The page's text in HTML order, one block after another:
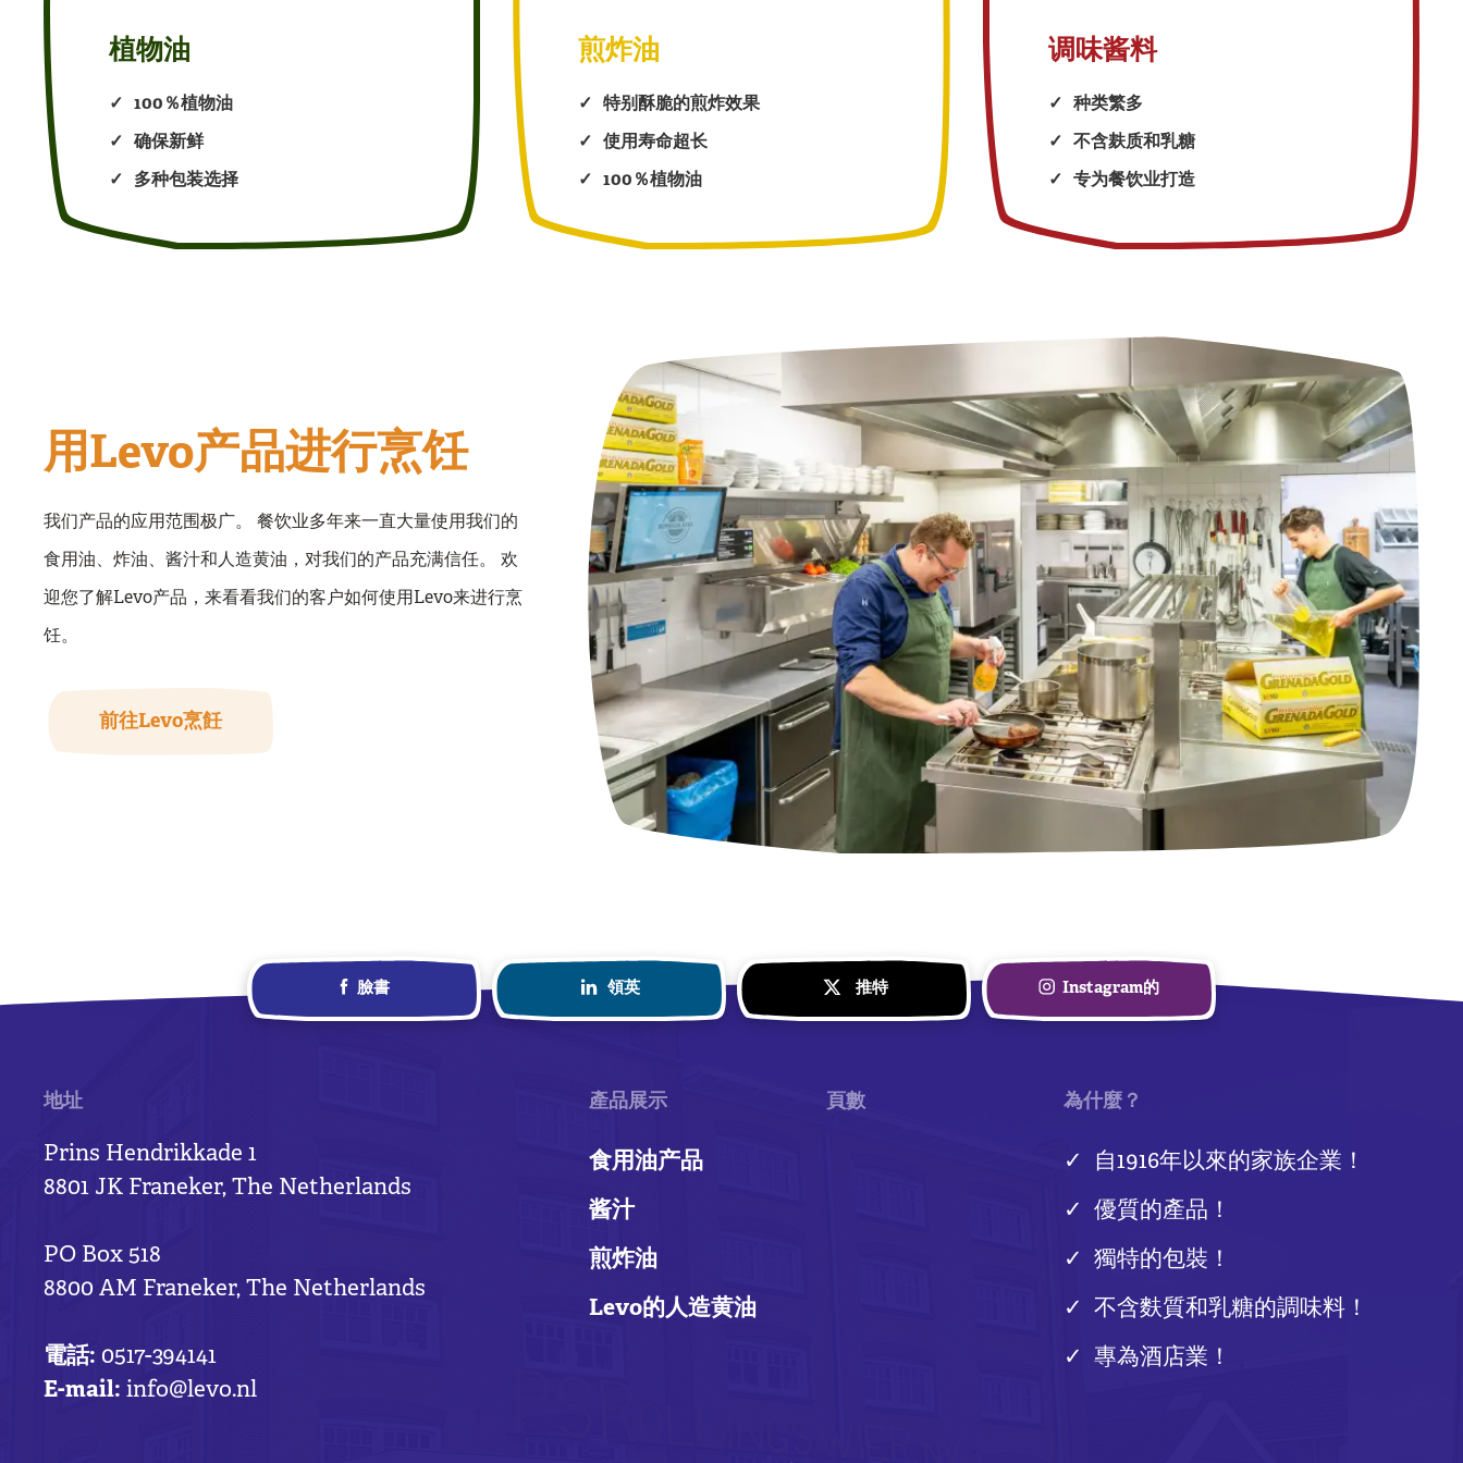
植物油
100％植物油
确保新鲜
多种包装选择
煎炸油
特别酥脆的煎炸效果
使用寿命超长
100％植物油
调味酱料
种类繁多
不含麸质和乳糖
专为餐饮业打造
用Levo产品进行烹饪
我们产品的应用范围极广。 餐饮业多年来一直大量使用我们的
食用油、炸油、酱汁和人造黄油，对我们的产品充满信任。 欢
迎您了解Levo产品，来看看我们的客户如何使用Levo来进行烹
饪。
前往Levo烹飪
臉書 領英 推特 Instagram的
地址
Prins Hendrikkade 1
8801 JK Franeker, The Netherlands
PO Box 518
8800 AM Franeker, The Netherlands
電話: 0517-394141
E-mail: info@levo.nl
產品展示
食用油产品
酱汁
煎炸油
Levo的人造黄油
頁數 為什麼？
自1916年以來的家族企業！
優質的產品！
獨特的包裝！
不含麩質和乳糖的調味料！
專為酒店業！